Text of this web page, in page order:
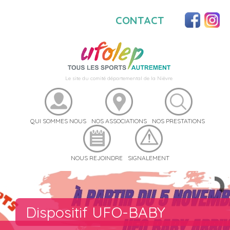
CONTACT
Le site du comité départemental de la Nièvre
QUI SOMMES NOUS NOS ASSOCIATIONS NOS PRESTATIONS
NOUS REJOINDRE SIGNALEMENT
Catalogue UFOSTREET
Catalogue Sport Santé
Dispositif UFO-BABY
Sports Auto
Sports Moto
Catalogue UFO-Cohésion
Badminton
Catalogue Sports Ufolépiens
Tir à l'arc
Handball
22ème Rencontre Nationale
Foot à 7
Activités Cyclistes
Volleyball